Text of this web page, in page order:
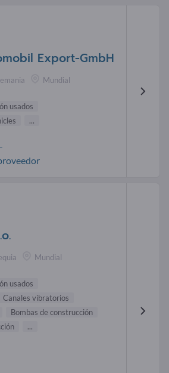
Export-GmbH
Mundial
usados
...
Mundial
usados
Canales vibratorios
Bombas de construcción
...